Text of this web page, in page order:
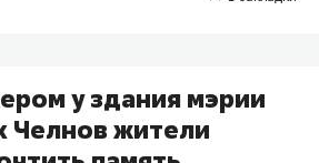
у здания мэрии
Челнов жители